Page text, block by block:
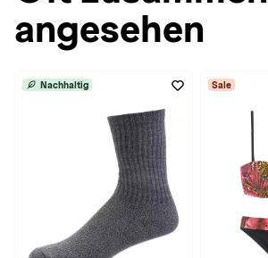
angesehen
Nachhaltig Sale